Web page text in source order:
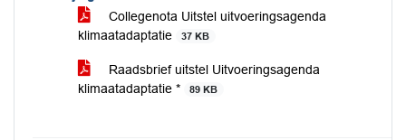
Collegenota Uitstel uitvoeringsagenda
klimaatadaptatie
37 KB
Raadsbrief uitstel Uitvoeringsagenda
klimaatadaptatie *
89 KB